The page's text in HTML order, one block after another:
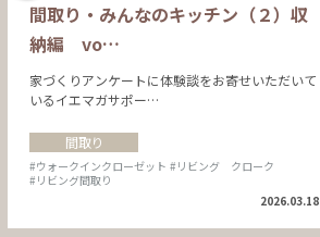
間取り・みんなのキッチン（２）収
納編 vo…
家づくりアンケートに体験談をお寄せいただいて
いるイエマガサポー…
間取り
#ウォークインクローゼット #リビング クローク
#リビング間取り
2026.03.18